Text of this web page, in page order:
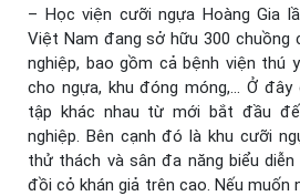
– Học viện cưỡi ngựa Hoàng Gia
Việt Nam đang sở hữu 300 chuồng
nghiệp, bao gồm cả bệnh viện thú
cho ngựa, khu đóng móng,… Ở
tập khác nhau từ mới bắt đầu
nghiệp. Bên cạnh đó là khu cưỡi
thử thách và sân đa năng biểu
đồi cỏ khán giả trên cao. Nếu muốn